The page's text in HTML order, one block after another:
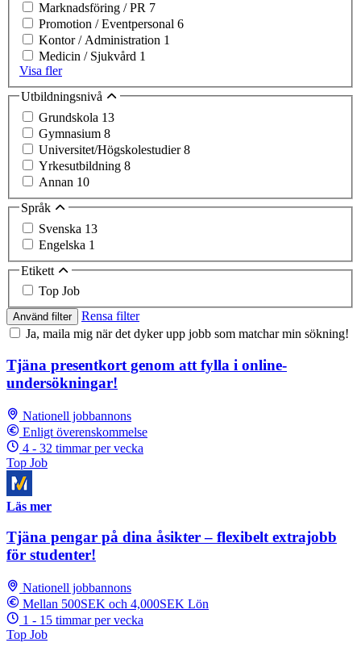
Marknadsföring / PR 7
Promotion / Eventpersonal 6
Kontor / Administration 1
Medicin / Sjukvård 1
Visa fler
Utbildningsnivå
Grundskola 13
Gymnasium 8
Universitet/Högskolestudier8
Yrkesutbildning 8
Annan 10
Språk
Svenska 13
Engelska 1
Etikett
Top Job
Använd filter
Rensa filter
Ja, maila mig när det dyker upp jobb som matchar min sökning!
Tjäna presentkort genom att fylla i online-
undersökningar!
Nationell jobbannons
Enligt överenskommelse
4 - 32 timmar per vecka
Top Job
Läs mer
Tjäna pengar på dina åsikter – flexibelt extrajobb
för studenter!
Nationell jobbannons
Mellan 500SEK och 4,000SEK Lön
1 - 15 timmar per vecka
Top Job